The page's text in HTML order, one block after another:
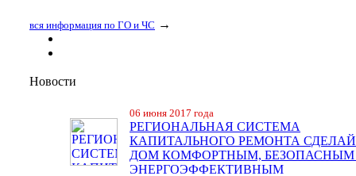
вся информация по ГО и ЧС →
Новости
06 июня 2017 года
РЕГИОНАЛЬНАЯ СИСТЕМА
КАПИТАЛЬНОГО РЕМОНТА
ДОМ КОМФОРТНЫМ, БЕЗОПАСНЫМ
ЭНЕРГОЭФФЕКТИВНЫМ